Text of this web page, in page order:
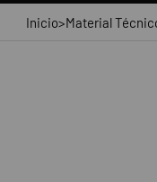
Inicio>Material